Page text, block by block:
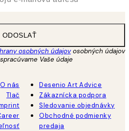
ODOSLAŤ
osobných údajovosobných údajov
Vaše údaje
O nás
Tlač
Desenio Art Advice
Zákaznícka podpora
Sledovanie objednávky
Obchodné podmienky
predaja